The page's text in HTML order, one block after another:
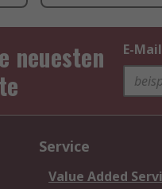
neuesten
E-
Service
Value Added